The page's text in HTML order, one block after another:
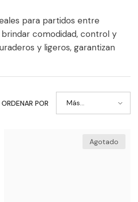
para partidos entre
comodidad, control y
y ligeros, garantizan
ORDENAR POR
Más
vendidos
Agotado